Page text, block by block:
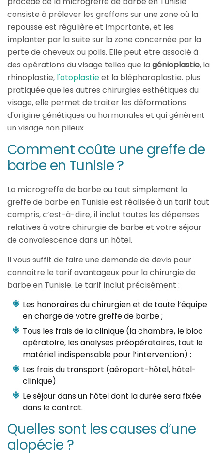
consiste à prélever les greffons sur une zone où la
repousse est régulière et importante, et les
implanter par la suite sur la zone concernée par la
perte de cheveux ou poils. Elle peut etre associé à
des opérations du visage telles que lagénioplastie, la
rhinoplastie, l'otoplastieet la blépharoplastie. plus
pratiquée que les autres chirurgies esthétiques du
visage, elle permet de traiter les déformations
d'origine génétiques ou hormonales et qui génèrent
un visage non pileux.
Comment coûte une greffe de
barbe en Tunisie ?
La microgreffe de barbe ou tout simplement la
greffe de barbe en Tunisie est réalisée à un tarif tout
compris, c’est-à-dire, il inclut toutes les dépenses
relatives à votre chirurgie de barbe et votre séjour
de convalescence dans un hôtel.
Il vous suffit de faire une demande de devis pour
connaitre le tarif avantageux pour la chirurgie de
barbe en Tunisie. Le tarif inclut précisément :
Les honoraires du chirurgien et de toute l’équipe
en charge de votre greffe de barbe ;
Tous les frais de la clinique (la chambre, le bloc
opératoire, les analyses préopératoires, tout le
matériel indispensable pour l’intervention) ;
Les frais du transport (aéroport-hôtel, hôtel-
clinique)
Le séjour dans un hôtel dont la durée sera fixée
dans le contrat.
Quelles sont les causes d’une
alopécie ?